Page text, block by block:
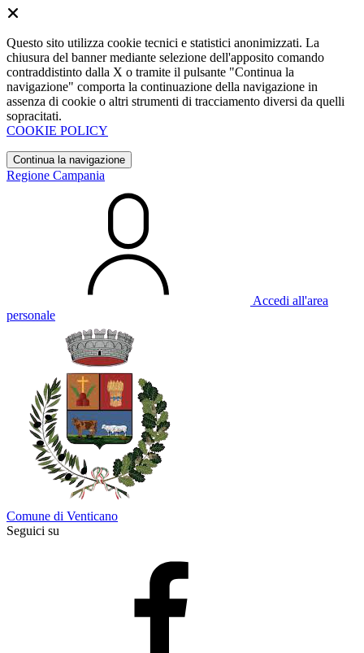
Questo sito utilizza cookie tecnici e statistici anonimizzati. La
chiusura del banner mediante selezione dell'apposito comando
contraddistinto dalla X o tramite il pulsante "Continua la
navigazione" comporta la continuazione della navigazione in
assenza di cookie o altri strumenti di tracciamento diversi da quelli
sopracitati.
COOKIE POLICY
Continua la navigazione
Regione Campania
Accedi all'area
personale
Comune di Venticano
Seguici su